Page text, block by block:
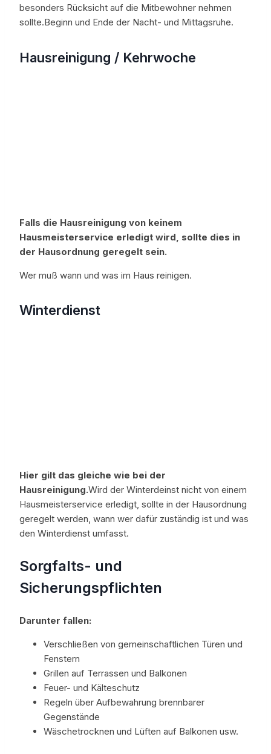
besonders Rücksicht auf die Mitbewohner nehmen
sollte.Beginn und Ende der Nacht- und Mittagsruhe.
Hausreinigung / Kehrwoche
Falls die Hausreinigung von keinem
Hausmeisterservice erledigt wird, sollte dies in
der Hausordnung geregelt sein.
Wer muß wann und was im Haus reinigen.
Winterdienst
Hier gilt das gleiche wie bei der
Hausreinigung.Wird der Winterdeinst nicht von einem
Hausmeisterservice erledigt, sollte in der Hausordnung
geregelt werden, wann wer dafür zuständig ist und was
den Winterdienst umfasst.
Sorgfalts- und
Sicherungspflichten
Darunter fallen:
Verschließen von gemeinschaftlichen Türen und
Fenstern
Grillen auf Terrassen und Balkonen
Feuer- und Kälteschutz
Regeln über Aufbewahrung brennbarer
Gegenstände
Wäschetrocknen und Lüften auf Balkonen usw.